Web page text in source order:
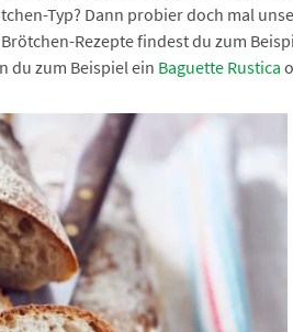
Typ? Dann probier doch mal
Rezepte findest du zum
du zum Beispiel ein Baguette Rustica